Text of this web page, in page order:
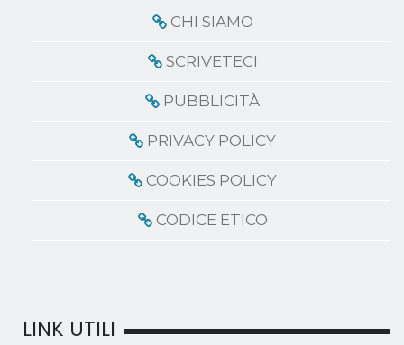
CHI SIAMO
SCRIVETECI
PUBBLICITÀ
PRIVACY POLICY
COOKIES POLICY
CODICE ETICO
LINK UTILI